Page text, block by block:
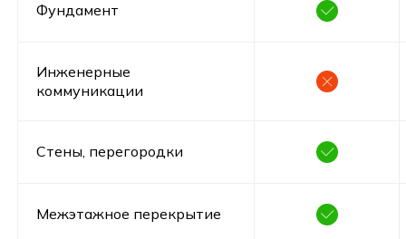
Фундамент
Инженерные
коммуникации
Стены, перегородки
Межэтажное перекрытие